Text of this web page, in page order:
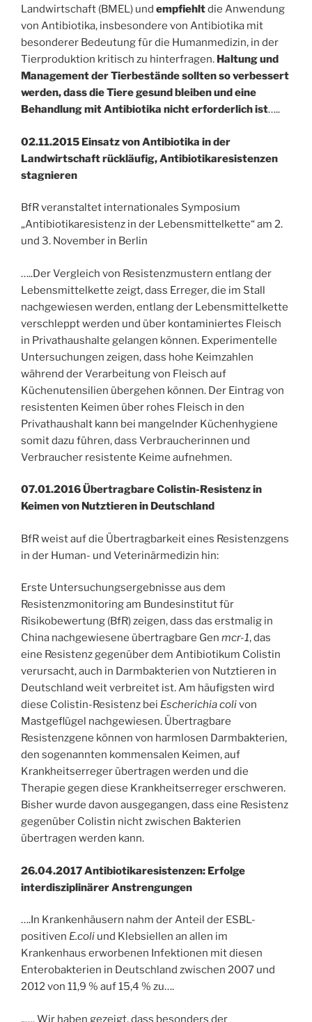
Landwirtschaft (BMEL) und empfiehltdie Anwendung
von Antibiotika, insbesondere von Antibiotika mit
besonderer Bedeutung für die Humanmedizin, in der
Tierproduktion kritisch zu hinterfragen. Haltung und
Management der Tierbestände sollten so verbessert
werden, dass die Tiere gesund bleiben und eine
Behandlung mit Antibiotika nicht erforderlich ist…..
02.11.2015 Einsatz von Antibiotika in der
Landwirtschaft rückläufig, Antibiotikaresistenzen
stagnieren
BfR veranstaltet internationales Symposium
„Antibiotikaresistenz in der Lebensmittelkette“ am 2.
und 3. November in Berlin
…..Der Vergleich von Resistenzmustern entlang der
Lebensmittelkette zeigt, dass Erreger, die im Stall
nachgewiesen werden, entlang der Lebensmittelkette
verschleppt werden und über kontaminiertes Fleisch
in Privathaushalte gelangen können. Experimentelle
Untersuchungen zeigen, dass hohe Keimzahlen
während der Verarbeitung von Fleisch auf
Küchenutensilien übergehen können. Der Eintrag von
resistenten Keimen über rohes Fleisch in den
Privathaushalt kann bei mangelnder Küchenhygiene
somit dazu führen, dass Verbraucherinnen und
Verbraucher resistente Keime aufnehmen.
07.01.2016 Übertragbare Colistin-Resistenz in
Keimen von Nutztieren in Deutschland
BfR weist auf die Übertragbarkeit eines Resistenzgens
in der Human- und Veterinärmedizin hin:
Erste Untersuchungsergebnisse aus dem
Resistenzmonitoring am Bundesinstitut für
Risikobewertung (BfR) zeigen, dass das erstmalig in
China nachgewiesene übertragbare Gen mcr-1, das
eine Resistenz gegenüber dem Antibiotikum Colistin
verursacht, auch in Darmbakterien von Nutztieren in
Deutschland weit verbreitet ist. Am häufigsten wird
diese Colistin-Resistenz bei Escherichia colivon
Mastgeflügel nachgewiesen. Übertragbare
Resistenzgene können von harmlosen Darmbakterien,
den sogenannten kommensalen Keimen, auf
Krankheitserreger übertragen werden und die
Therapie gegen diese Krankheitserreger erschweren.
Bisher wurde davon ausgegangen, dass eine Resistenz
gegenüber Colistin nicht zwischen Bakterien
übertragen werden kann.
26.04.2017 Antibiotikaresistenzen: Erfolge
interdisziplinärer Anstrengungen
….In Krankenhäusern nahm der Anteil der ESBL-
positiven E.coli und Klebsiellen an allen im
Krankenhaus erworbenen Infektionen mit diesen
Enterobakterien in Deutschland zwischen 2007 und
2012 von 11,9 % auf 15,4 % zu….
„…. Wir haben gezeigt, dass besonders der